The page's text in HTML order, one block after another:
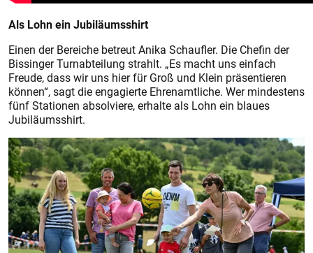
Als Lohn ein Jubiläumsshirt
Einen der Bereiche betreut Anika Schaufler. Die Chefin der
Bissinger Turnabteilung strahlt. „Es macht uns einfach
Freude, dass wir uns hier für Groß und Klein präsentieren
können“, sagt die engagierte Ehrenamtliche. Wer mindestens
fünf Stationen absolviere, erhalte als Lohn ein blaues
Jubiläumsshirt.